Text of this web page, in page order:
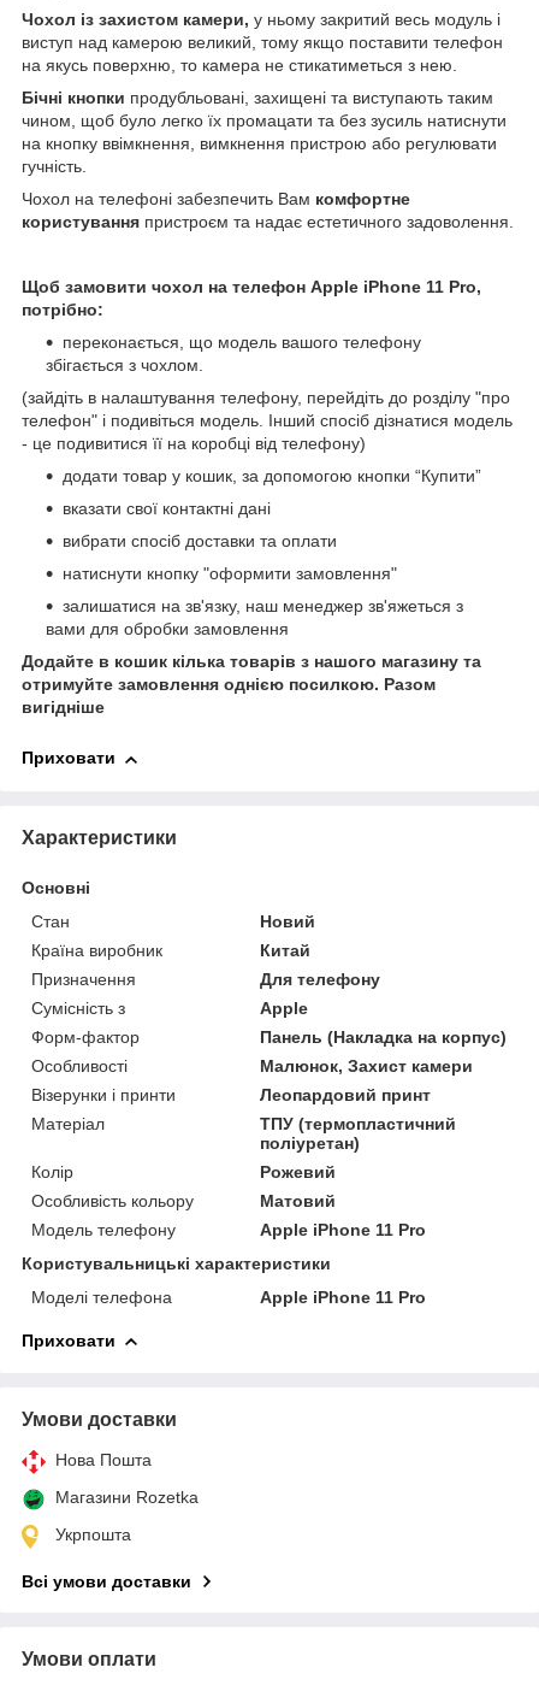
Чохол із захистом камери, у ньому закритий весь модуль і
виступ над камерою великий, тому якщо поставити телефон
на якусь поверхню, то камера не стикатиметься з нею.
Бічні кнопки продубльовані, захищені та виступають таким
чином, щоб було легко їх промацати та без зусиль натиснути
на кнопку ввімкнення, вимкнення пристрою або регулювати
гучність.
Чохол на телефоні забезпечить Вам комфортне
користування пристроєм та надає естетичного задоволення.
Щоб замовити чохол на телефон Apple iPhone 11 Pro,
потрібно:
переконається, що модель вашого телефону
збігається з чохлом.
(зайдіть в налаштування телефону, перейдіть до розділу "про
телефон" і подивіться модель. Інший спосіб дізнатися модель
- це подивитися її на коробці від телефону)
додати товар у кошик, за допомогою кнопки “Купити”
вказати свої контактні дані
вибрати спосіб доставки та оплати
натиснути кнопку "оформити замовлення"
залишатися на зв'язку, наш менеджер зв'яжеться з
вами для обробки замовлення
Додайте в кошик кілька товарів з нашого магазину та
отримуйте замовлення однією посилкою. Разом
вигідніше
Приховати
Характеристики
Основні
Стан
Новий
Країна виробник
Китай
Призначення
Для телефону
Сумісність з
Apple
Форм-фактор
Панель (Накладка на корпус)
Особливості
Малюнок, Захист камери
Візерунки і принти
Леопардовий принт
Матеріал
ТПУ (термопластичний
поліуретан)
Колір
Рожевий
Особливість кольору
Матовий
Модель телефону
Apple iPhone 11 Pro
Користувальницькі характеристики
Моделі телефона
Apple iPhone 11 Pro
Приховати
Умови доставки
Нова Пошта
Магазини Rozetka
Укрпошта
Всі умови доставки
Умови оплати